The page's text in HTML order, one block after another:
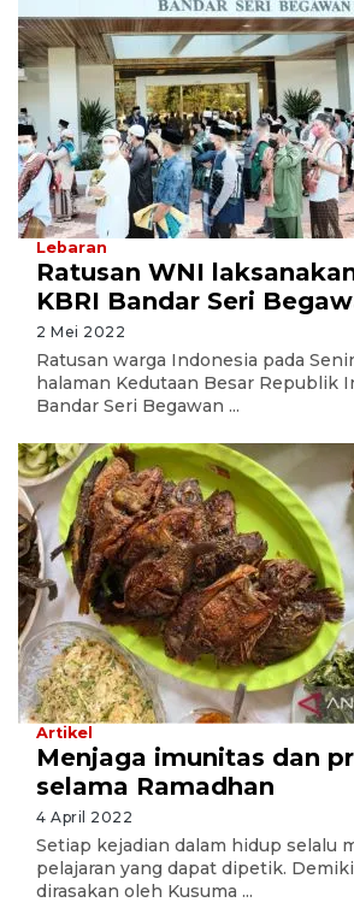
Lebaran
Ratusan WNI
KBRI Bandar Seri
2 Mei 2022
Ratusan warga Indonesia pada
halaman Kedutaan Besar Republik
Bandar Seri Begawan ...
Artikel
Menjaga imunitas dan
selama Ramadhan
4 April 2022
Setiap kejadian dalam hidup selalu
pelajaran yang dapat dipetik.
dirasakan oleh Kusuma ...